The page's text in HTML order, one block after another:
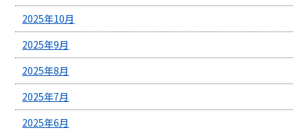
2025年10月
2025年9月
2025年8月
2025年7月
2025年6月